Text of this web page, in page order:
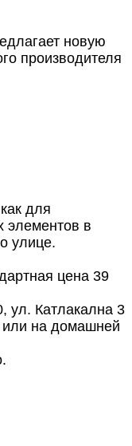
новую
производителя
для
элементов в
улице.
цена 39
ул. Катлакална 3
на домашней